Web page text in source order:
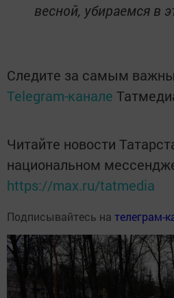
весной, убираемся в
Следите за самым
Telegram-канале
Читайте новости
национальном
https://max.ru/tatmedia
Подписывайтесь на телеграм-